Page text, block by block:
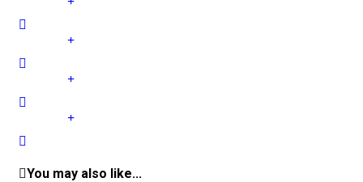
You may also like...